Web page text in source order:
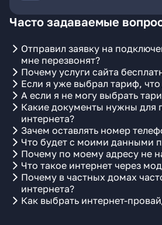
Часто задаваемые
Отправил заявку на
мне перезвонят?
Почему услуги сайта
Если я уже выбрал тариф,
А если я не могу выбрать
Какие документы нужны для
интернета?
Зачем оставлять номер
Что будет с моими данными
Почему по моему адресу не
Что такое интернет через
Почему в частных домах
интернета?
Как выбрать интернет-